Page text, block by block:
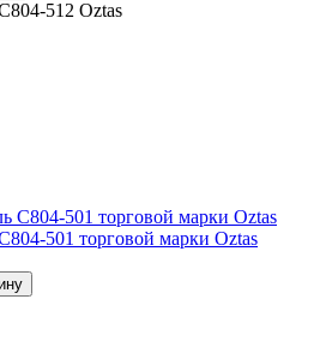
512 Оztas
501 торговой марки Оztas